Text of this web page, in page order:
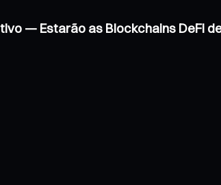
— Estarão as Blockchains DeFi